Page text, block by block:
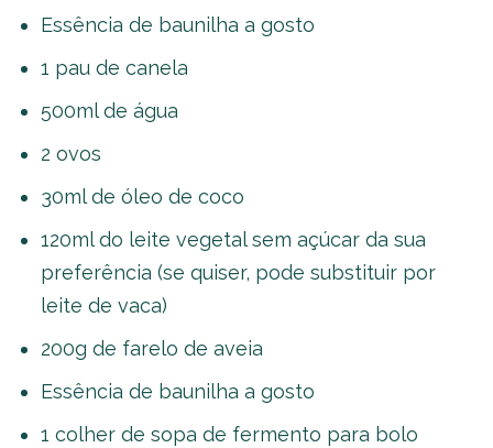
Essência de baunilha a gosto
1 pau de canela
500ml de água
2 ovos
30ml de óleo de coco
120ml do leite vegetal sem açúcar da sua
preferência (se quiser, pode substituir por
leite de vaca)
200g de farelo de aveia
Essência de baunilha a gosto
1 colher de sopa de fermento para bolo